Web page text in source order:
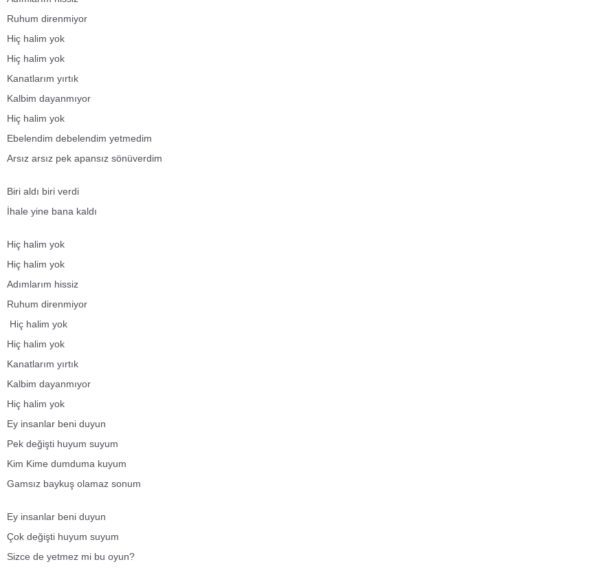
Ruhum direnmiyor
Hiç halim yok
Hiç halim yok
Kanatlarım yırtık
Kalbim dayanmıyor
Hiç halim yok
Ebelendim debelendim yetmedim
Arsız arsız pek apansız sönüverdim
Biri aldı biri verdi
İhale yine bana kaldı
Hiç halim yok
Hiç halim yok
Adımlarım hissiz
Ruhum direnmiyor
Hiç halim yok
Hiç halim yok
Kanatlarım yırtık
Kalbim dayanmıyor
Hiç halim yok
Ey insanlar beni duyun
Pek değişti huyum suyum
Kim Kime dumduma kuyum
Gamsız baykuş olamaz sonum
Ey insanlar beni duyun
Çok değişti huyum suyum
Sizce de yetmez mi bu oyun?